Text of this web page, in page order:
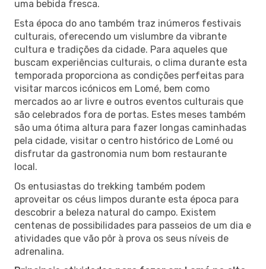
uma bebida fresca.
Esta época do ano também traz inúmeros festivais
culturais, oferecendo um vislumbre da vibrante
cultura e tradições da cidade. Para aqueles que
buscam experiências culturais, o clima durante esta
temporada proporciona as condições perfeitas para
visitar marcos icónicos em Lomé, bem como
mercados ao ar livre e outros eventos culturais que
são celebrados fora de portas. Estes meses também
são uma ótima altura para fazer longas caminhadas
pela cidade, visitar o centro histórico de Lomé ou
disfrutar da gastronomia num bom restaurante
local.
Os entusiastas do trekking também podem
aproveitar os céus limpos durante esta época para
descobrir a beleza natural do campo. Existem
centenas de possibilidades para passeios de um dia e
atividades que vão pôr à prova os seus níveis de
adrenalina.